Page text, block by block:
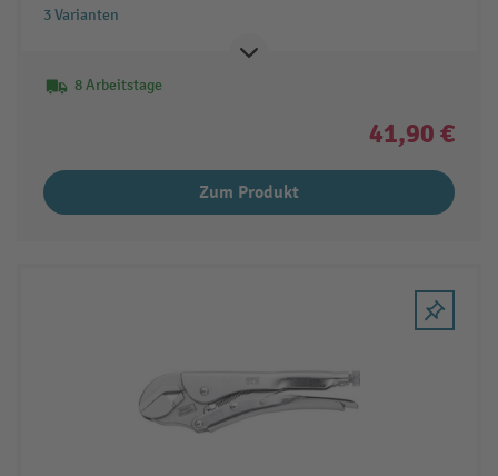
3 Varianten
8 Arbeitstage
41,90 €
Zum Produkt